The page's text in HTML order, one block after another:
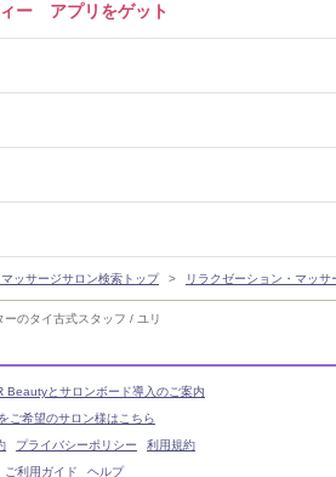
ーのタイ古式スタッフ / ユリ
ー アプリをゲット
ッサージサロン検索トップ リラクゼーション・マッ
Beautyとサロンボード導入のご案内
ご希望のサロン様はこちら
プライバシーポリシー
利用規約
ご利用ガイド
ヘルプ